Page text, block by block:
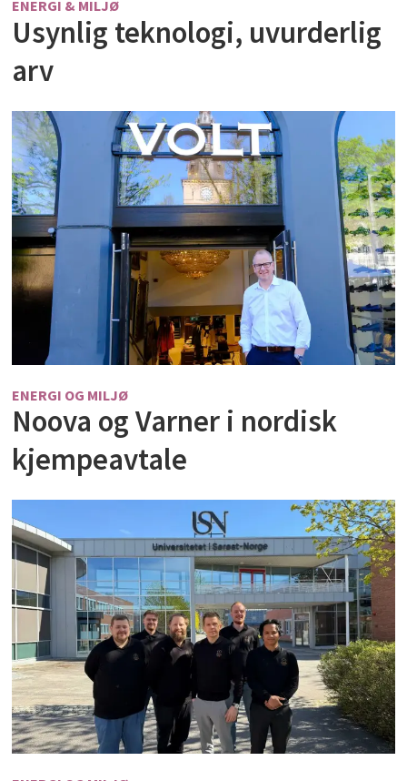
ENERGI & MILJØ
Usynlig teknologi, uvurderlig
arv
ENERGI OG MILJØ
Noova og Varner i nordisk
kjempeavtale